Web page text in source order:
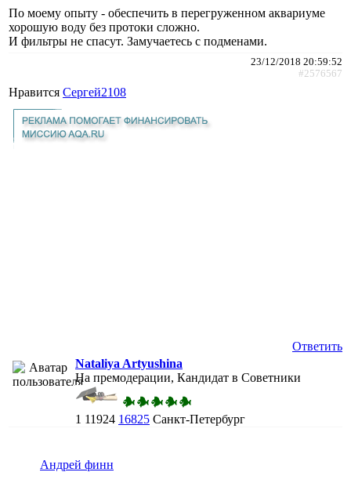
По моему опыту - обеспечить в перегруженном аквариуме
хорошую воду без протоки сложно.
И фильтры не спасут. Замучаетесь с подменами.
23/12/2018 20:59:52
#2576567
Нравится Сергей2108
Ответить
Nataliya Artyushina
На премодерации, Кандидат в Советники
1 11924 16825 Санкт-Петербург
Андрей финн